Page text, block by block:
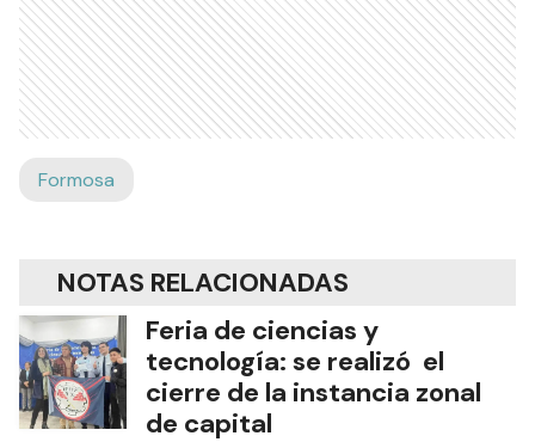
Formosa
NOTAS RELACIONADAS
Feria de ciencias y
tecnología: se realizó el
cierre de la instancia zonal
de capital